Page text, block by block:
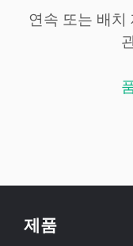
연속 또는 배치
제품